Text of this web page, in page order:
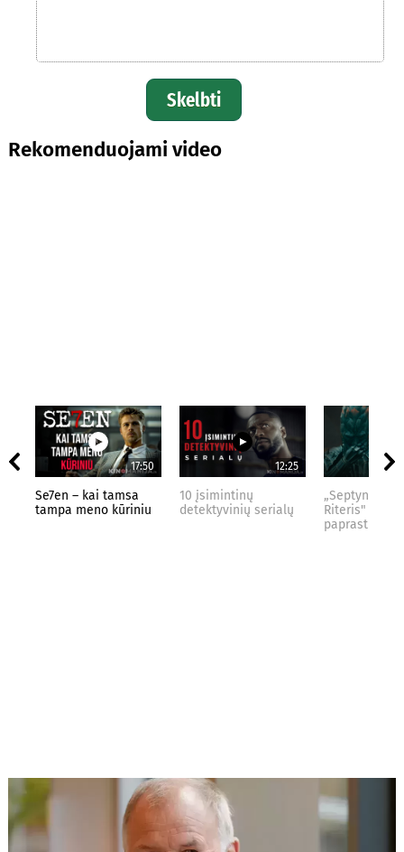
Skelbti
Rekomenduojami video
17:50
Se7en – kai tamsa
tampa meno kūriniu
12:25
10 įsimintinų
detektyvinių serialų
„Septynių
Riteris" – kai
paprastumas